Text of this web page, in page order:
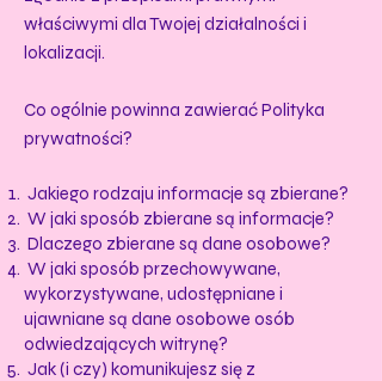
właściwymi dla Twojej działalności i
lokalizacji.
Co ogólnie powinna zawierać Polityka
prywatności?
Jakiego rodzaju informacje są zbierane?
W jaki sposób zbierane są informacje?
Dlaczego zbierane są dane osobowe?
W jaki sposób przechowywane,
wykorzystywane, udostępniane i
ujawniane są dane osobowe osób
odwiedzających witrynę?
Jak (i czy) komunikujesz się z